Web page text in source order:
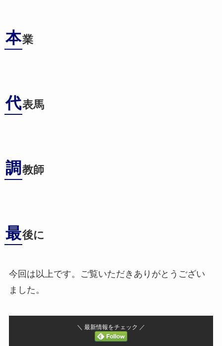
本業
代表馬
調 教師
最後に
今回は以上です。ご覧いただきありがとうござい
ました。
＼ 最新情報をチェック ／